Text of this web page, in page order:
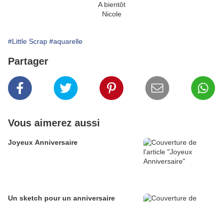
A bientôt
Nicole
#Little Scrap #aquarelle
Partager
Vous aimerez aussi
Joyeux Anniversaire
Un sketch pour un anniversaire